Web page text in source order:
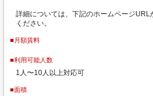
詳細については、下記のホームページ
ください。
■月額賃料
■利用可能人数
1人〜10人以上対応可
■面積